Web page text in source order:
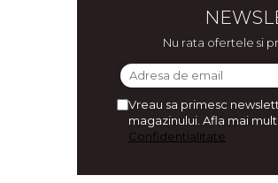
Nu rata ofertele si
Vreau sa primesc
magazinului. Afla mai
Confidentialitate